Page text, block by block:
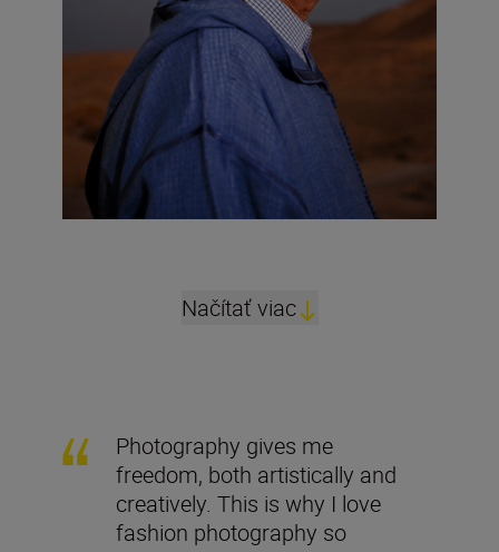
Načítať viac
Photography gives me
freedom, both artistically and
creatively. This is why I love
fashion photography so